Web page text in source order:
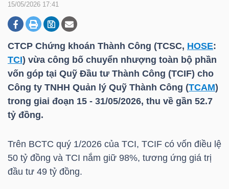
15/05/2026 17:41
CTCP Chứng khoán Thành Công (TCSC, HOSE:
TCI) vừa công bố chuyển nhượng toàn bộ phần
vốn góp tại Quỹ Đầu tư Thành Công (TCIF) cho
Công ty TNHH Quản lý Quỹ Thành Công (TCAM)
trong giai đoạn 15 - 31/05/2026, thu về gần 52.7
tỷ đồng.
Trên BCTC quý 1/2026 của TCI, TCIF có vốn điều lệ
50 tỷ đồng và TCI nắm giữ 98%, tương ứng giá trị
đầu tư 49 tỷ đồng.
DOANH
NGHIỆP
BẤT